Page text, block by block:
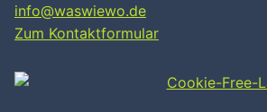
info@waswiewo.de
Zum Kontaktformular